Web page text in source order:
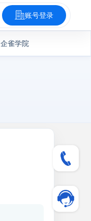
账号登录
企雀学院